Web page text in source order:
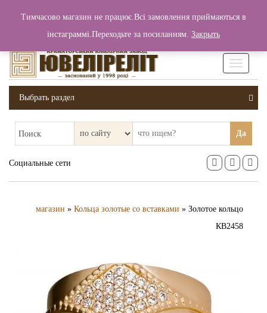
Вход / Регистрация 0 грн.
Выбрать раздел
Поиск Да
Социальные сети
магазин » Кольца золотые со вставками » Золотое кольцо
КВ2458
Тимчасово магазин не працює.Всі замовлення приймаються в
інстаграммі.Переходьте за посиланням. Закрыть